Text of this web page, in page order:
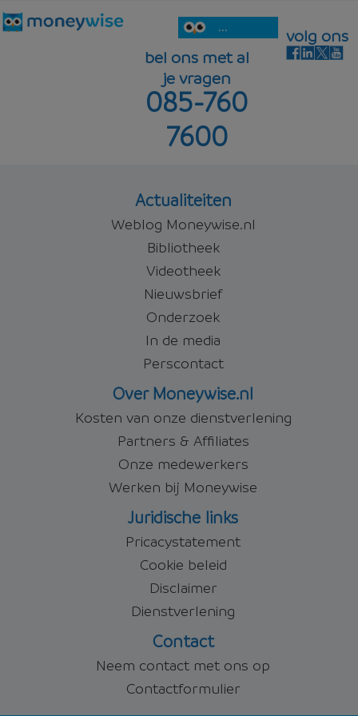
...
bel ons met al
je vragen
085-760
7600
volg ons
Actualiteiten
Weblog Moneywise.nl
Bibliotheek
Videotheek
Nieuwsbrief
Onderzoek
In de media
Perscontact
Over Moneywise.nl
Kosten van onze dienstverlening
Partners & Affiliates
Onze medewerkers
Werken bij Moneywise
Juridische links
Pricacystatement
Cookie beleid
Disclaimer
Dienstverlening
Contact
Neem contact met ons op
Contactformulier